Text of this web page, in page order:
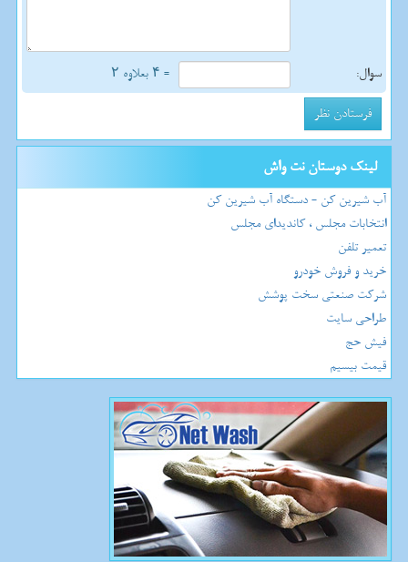
سوال: = ۴ بعلاوه ۲
لینک دوستان نت واش
آب شیرین کن - دستگاه آب شیرین کن
انتخابات مجلس ، کاندیدای مجلس
تعمیر تلفن
خرید و فروش خودرو
شرکت صنعتی سخت پوشش
طراحی سایت
فیش حج
قیمت بیسیم